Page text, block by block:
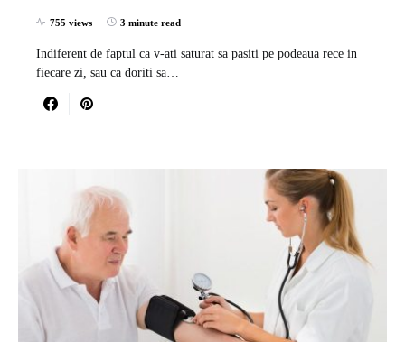
755 views 3 minute read
Indiferent de faptul ca v-ati saturat sa pasiti pe podeaua rece in
fiecare zi, sau ca doriti sa…